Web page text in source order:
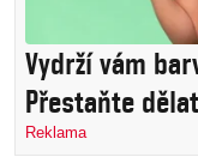
Vydrží vám
Přestaňte
Reklama